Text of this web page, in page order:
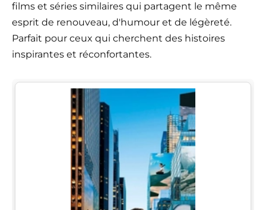
films et séries similaires qui partagent le même
esprit de renouveau, d'humour et de légèreté.
Parfait pour ceux qui cherchent des histoires
inspirantes et réconfortantes.